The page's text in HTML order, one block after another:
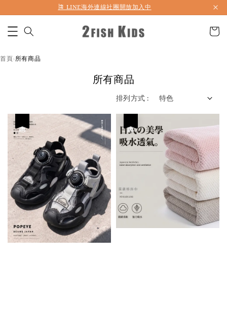
首購折50 ｜ 滿1,500 免運 ｜ 滿2,900 折140 ｜ 3%購物金
首頁›所有商品
所有商品
排列方式 :